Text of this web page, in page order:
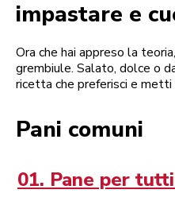
impastare e
Ora che hai appreso la
grembiule. Salato, dolce o
ricetta che preferisci e metti
Pani comuni
01. Pane per